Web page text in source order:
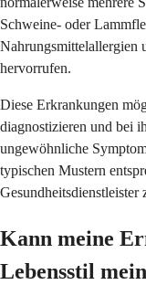
Schweine- oder
Nahrungsmittelallergien
hervorrufen.
Diese Erkrankungen
diagnostizieren und bei
ungewöhnliche
typischen Mustern
Kann meine
Lebensstil